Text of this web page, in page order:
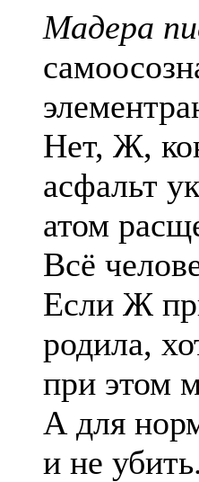
Мадера
Нет, Ж,
асфальт
атом
Всё
Если Ж
родила,
при этом
А для
и не